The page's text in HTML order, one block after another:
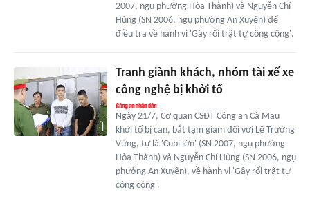
2007, ngụ phường Hòa Thành) và Nguyễn Chí
Hùng (SN 2006, ngụ phường An Xuyên) để
điều tra về hành vi 'Gây rối trật tự công cộng'.
Tranh giành khách, nhóm tài xế xe
công nghệ bị khởi tố
Ngày 21/7, Cơ quan CSĐT Công an Cà Mau
khởi tố bị can, bắt tạm giam đối với Lê Trường
Vửng, tự là 'Cubi lớn' (SN 2007, ngụ phường
Hòa Thành) và Nguyễn Chí Hùng (SN 2006, ngụ
phường An Xuyên), về hành vi 'Gây rối trật tự
công cộng'.